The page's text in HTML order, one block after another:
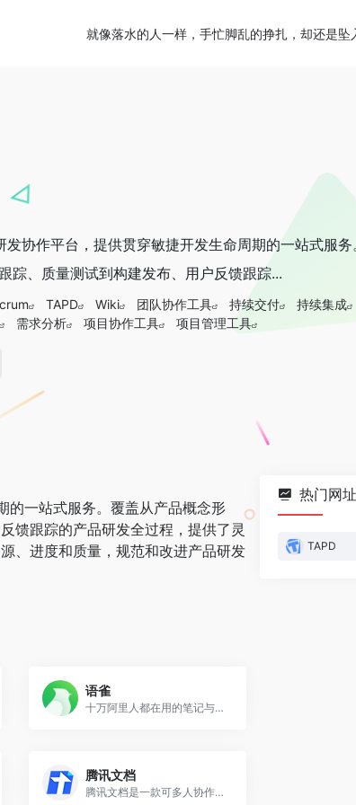
就像落水的人一样，手忙脚乱的挣扎，却还是坠
协作平台，提供贯穿敏捷开发生命周期的一站式服
踪、质量测试到构建发布、用户反馈跟踪...
TAPD Wiki 团队协作工具 持续交付 持续集成
需求分析 项目协作工具 项目管理工具
的一站式服务。覆盖从产品概念形
馈跟踪的产品研发全过程，提供了灵
、进度和质量，规范和改进产品研发
语雀
十万阿里人都在用的笔记与文档知识库，面向企业、组织或个人，提供全新的体系化知识管理，打造轻松流畅的工作协同。金融级数据安全、丰富的应用场景、强大的知识创作与管理，助力企业、个人轻松拥有云端知识库
腾讯文档
腾讯文档是一款可多人协作的在线文档，可同时编辑Word、Excel和PPT文档，云端实时保存。可针对QQ、微信好友设置文档访问、编辑权限，支持多种版本Word、Excel和PPT文档模板。
热门网址
TAPD